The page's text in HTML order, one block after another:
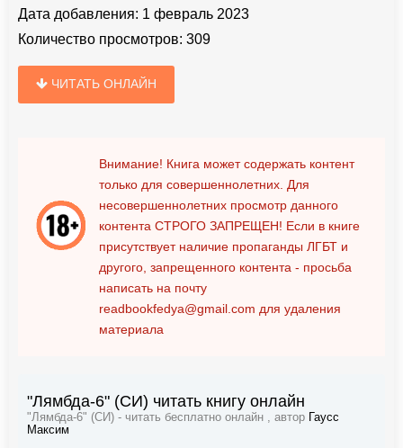
Дата добавления: 1 февраль 2023
Количество просмотров: 309
ЧИТАТЬ ОНЛАЙН
Внимание! Книга может содержать контент
только для совершеннолетних. Для
несовершеннолетних просмотр данного
контента СТРОГО ЗАПРЕЩЕН! Если в книге
присутствует наличие пропаганды ЛГБТ и
другого, запрещенного контента - просьба
написать на почту
readbookfedya@gmail.com для удаления
материала
"Лямбда-6" (СИ) читать книгу онлайн
"Лямбда-6" (СИ) - читать бесплатно онлайн , автор Гаусс
Максим